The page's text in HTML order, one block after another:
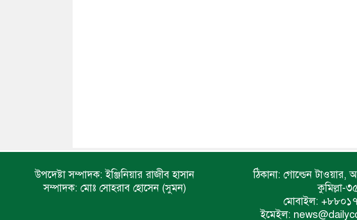
উপদেষ্টা সম্পাদক: ইঞ্জিনিয়ার রাজীব হাসান
সম্পাদক: মোঃ সোহরাব হোসেন (সুমন)
ঠিকানা: গোল্ডেন টাওয়ার,
কুমিল্লা-
মোবাইল:
ইমেইল: